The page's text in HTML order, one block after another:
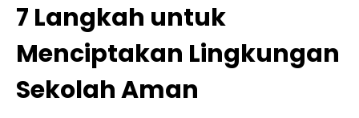
7 Langkah untuk
Menciptakan Lingkungan
Sekolah Aman